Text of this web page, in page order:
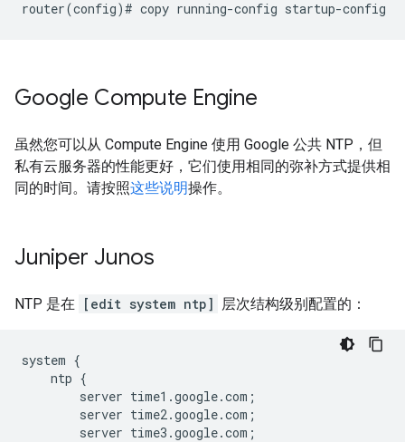
Google Compute Engine
虽然您可以从 Compute Engine 使用 Google 公共 NTP，但
私有云服务器的性能更好，它们使用相同的弥补方式提供相
同的时间。请按照这些说明操作。
Juniper Junos
NTP 是在 [edit system ntp] 层次结构级别配置的：
system {
    ntp {
        server time1.google.com;
        server time2.google.com;
        server time3.google.com;